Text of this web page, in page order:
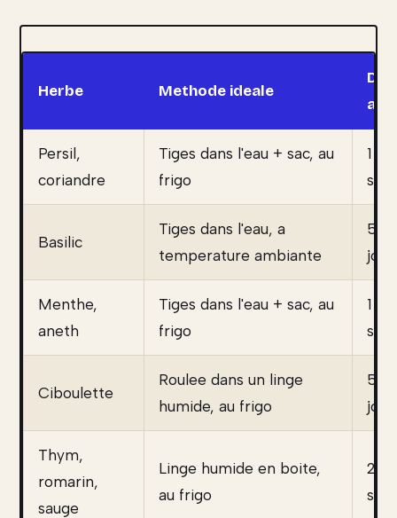
Herbe Methode ideale
au
Persil,
coriandre
Tiges dans l'eau + sac, au
frigo
1 a 2
Basilic
Tiges dans l'eau, a
temperature ambiante
5 a
Menthe,
aneth
Tiges dans l'eau + sac, au
frigo
1
Ciboulette
Roulee dans un linge
humide, au frigo
5 a
Thym,
romarin,
sauge
Linge humide en boite,
au frigo
2 a